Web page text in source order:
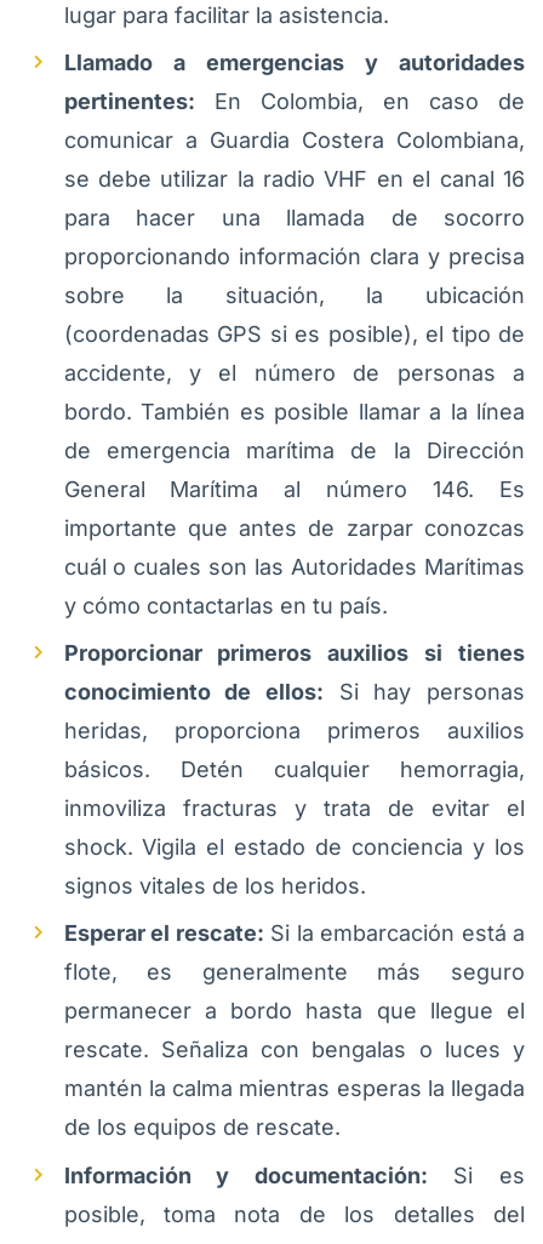
lugar para facilitar la asistencia.
Llamado a emergencias y autoridades
pertinentes: En Colombia, en caso de
comunicar a Guardia Costera Colombiana,
se debe utilizar la radio VHF en el canal 16
para hacer una llamada de socorro
proporcionando información clara y precisa
sobre la situación, la ubicación
(coordenadas GPS si es posible), el tipo de
accidente, y el número de personas a
bordo. También es posible llamar a la línea
de emergencia marítima de la Dirección
General Marítima al número 146. Es
importante que antes de zarpar conozcas
cuál o cuales son las Autoridades Marítimas
y cómo contactarlas en tu país.
Proporcionar primeros auxilios si tienes
conocimiento de ellos: Si hay personas
heridas, proporciona primeros auxilios
básicos. Detén cualquier hemorragia,
inmoviliza fracturas y trata de evitar el
shock. Vigila el estado de conciencia y los
signos vitales de los heridos.
Esperar el rescate: Si la embarcación está a
flote, es generalmente más seguro
permanecer a bordo hasta que llegue el
rescate. Señaliza con bengalas o luces y
mantén la calma mientras esperas la llegada
de los equipos de rescate.
Información y documentación: Si es
posible, toma nota de los detalles del